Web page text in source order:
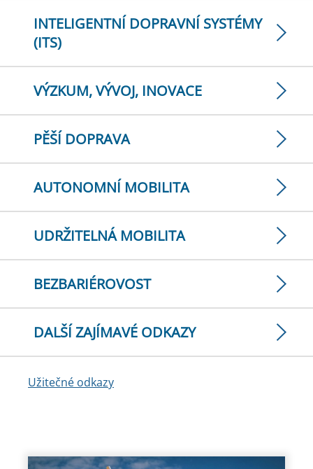
INTELIGENTNÍ DOPRAVNÍ SYSTÉMY
(ITS)
VÝZKUM, VÝVOJ, INOVACE
PĚŠÍ DOPRAVA
AUTONOMNÍ MOBILITA
UDRŽITELNÁ MOBILITA
BEZBARIÉROVOST
DALŠÍ ZAJÍMAVÉ ODKAZY
Užitečné odkazy